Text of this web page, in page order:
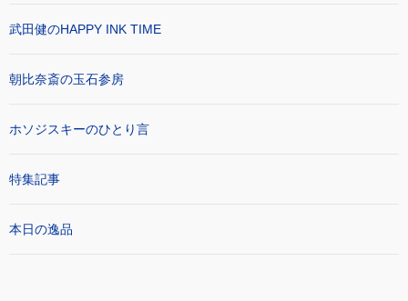
武田健のHAPPY INK TIME
朝比奈斎の玉石参房
ホソジスキーのひとり言
特集記事
本日の逸品